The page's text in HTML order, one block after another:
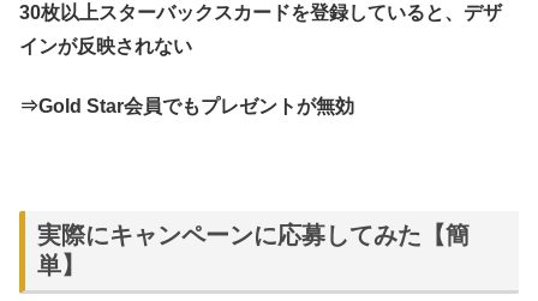
30枚以上スターバックスカードを登録していると、デザ
インが反映されない
⇒Gold Star会員でもプレゼントが無効
実際にキャンペーンに応募してみた【簡
単】